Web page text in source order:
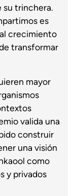
su trinchera.
es
crecimiento
transformar
mayor
valida una
construir
una visión
como
y privados